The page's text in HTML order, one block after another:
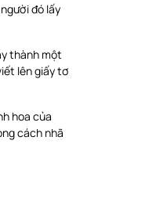
đó lấy
thành một
lên giấy tơ
hoa của
cách nhã